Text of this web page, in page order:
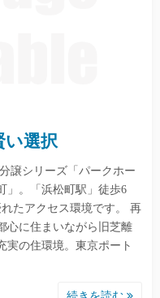
い選択
譲シリーズ「パークホー
」。「浜松町駅」徒歩6
たアクセス環境です。 再
心に住まいながら旧芝離
実の住環境。東京ポート